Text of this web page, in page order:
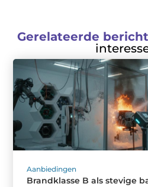
Gerelateerde
Aanbiedingen
Brandklasse B als stevige